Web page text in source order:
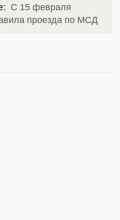
С 15 февраля
проезда по МСД